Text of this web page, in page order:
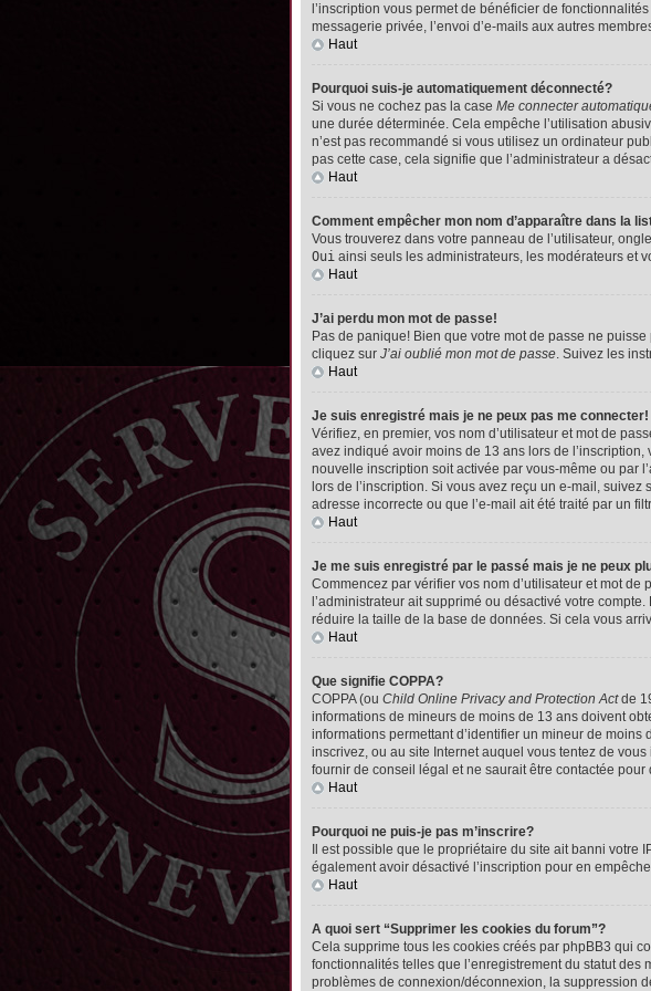
l’inscription vous permet de bénéficier de
messagerie privée, l’envoi d’e-mails aux autres
Haut
Pourquoi suis-je automatiquement déconnecté?
Si vous ne cochez pas la case Me connecter
une durée déterminée. Cela empêche l’utilisation
n’est pas recommandé si vous utilisez un ordinateur
pas cette case, cela signifie que l’administrateur a
Haut
Comment empêcher mon nom d’apparaître dans la
Vous trouverez dans votre panneau de l’utilisateur,
Oui ainsi seuls les administrateurs, les modérateurs et
Haut
J’ai perdu mon mot de passe!
Pas de panique! Bien que votre mot de passe ne
cliquez sur J’ai oublié mon mot de passe. Suivez les
Haut
Je suis enregistré mais je ne peux pas me connecter!
Vérifiez, en premier, vos nom d’utilisateur et mot de
avez indiqué avoir moins de 13 ans lors de
nouvelle inscription soit activée par vous-même ou par
lors de l’inscription. Si vous avez reçu un e-mail,
adresse incorrecte ou que l’e-mail ait été traité par un
Haut
Je me suis enregistré par le passé mais je ne peux
Commencez par vérifier vos nom d’utilisateur et mot
l’administrateur ait supprimé ou désactivé votre
réduire la taille de la base de données. Si cela vous
Haut
Que signifie COPPA?
COPPA (ou Child Online Privacy and Protection Actde
informations de mineurs de moins de 13 ans doivent
informations permettant d’identifier un mineur de moins
inscrivez, ou au site Internet auquel vous tentez de
fournir de conseil légal et ne saurait être contactée
Haut
Pourquoi ne puis-je pas m’inscrire?
Il est possible que le propriétaire du site ait banni
également avoir désactivé l’inscription pour en
Haut
A quoi sert “Supprimer les cookies du forum”?
Cela supprime tous les cookies créés par phpBB3 qui
fonctionnalités telles que l’enregistrement du statut des
problèmes de connexion/déconnexion, la suppression